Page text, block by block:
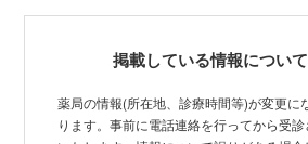
掲載している情報につい
薬局の情報(所在地、診療時間等)が変更に
ります。事前に電話連絡を行ってから受